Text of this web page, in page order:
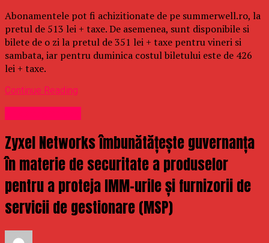
Abonamentele pot fi achizitionate de pe summerwell.ro, la
pretul de 513 lei + taxe. De asemenea, sunt disponibile si
bilete de o zi la pretul de 351 lei + taxe pentru vineri si
sambata, iar pentru duminica costul biletului este de 426
lei + taxe.
Continue Reading
Zyxel Networks îmbunătățește guvernanța
în materie de securitate a produselor
pentru a proteja IMM-urile și furnizorii de
servicii de gestionare (MSP)